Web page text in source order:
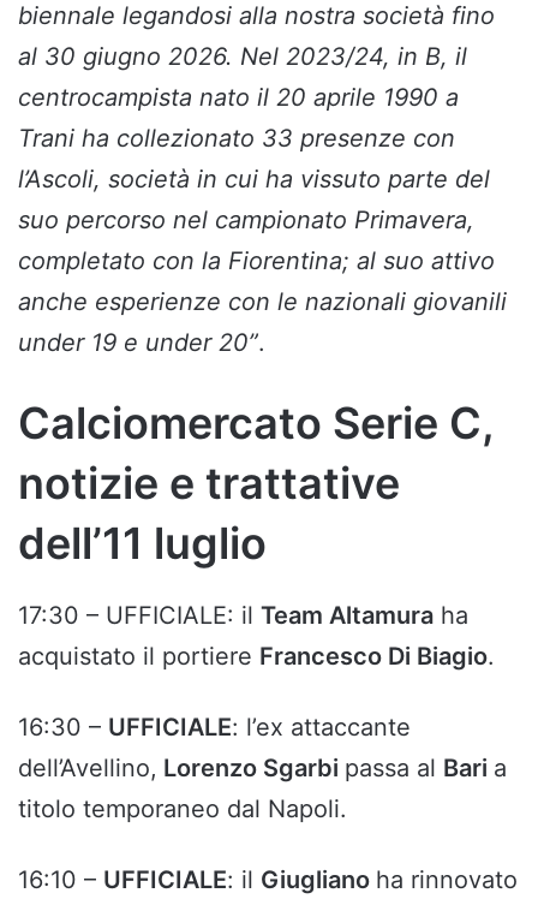
biennale legandosi alla nostra società fino
al 30 giugno 2026. Nel 2023/24, in B, il
centrocampista nato il 20 aprile 1990 a
Trani ha collezionato 33 presenze con
l’Ascoli, società in cui ha vissuto parte del
suo percorso nel campionato Primavera,
completato con la Fiorentina; al suo attivo
anche esperienze con le nazionali giovanili
under 19 e under 20”.
Calciomercato Serie C,
notizie e trattative
dell’11 luglio
17:30 – UFFICIALE: il Team Altamura ha
acquistato il portiere Francesco Di Biagio.
16:30 – UFFICIALE: l’ex attaccante
dell’Avellino, Lorenzo Sgarbi passa al Bari a
titolo temporaneo dal Napoli.
16:10 – UFFICIALE: il Giugliano ha rinnovato